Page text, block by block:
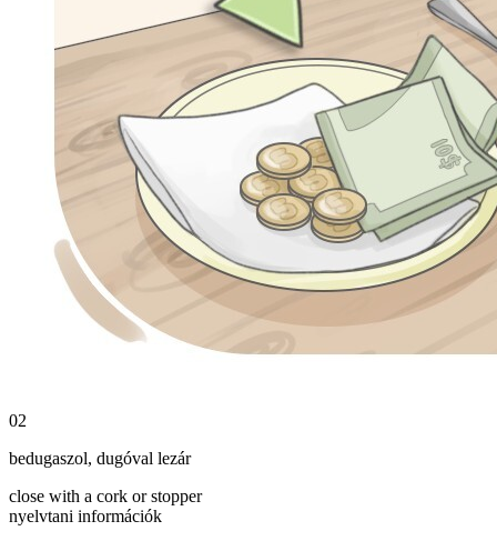
02
bedugaszol, dugóval lezár
close with a cork or stopper
nyelvtani információk